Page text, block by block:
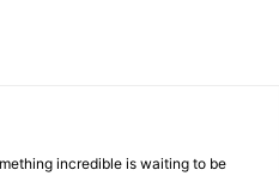
incredible is waiting to be